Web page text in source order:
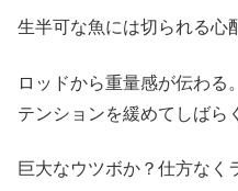
生半可な魚には切られる心
ロッドから重量感が伝わる
テンションを緩めてしばら
巨大なウツボか？仕方なく